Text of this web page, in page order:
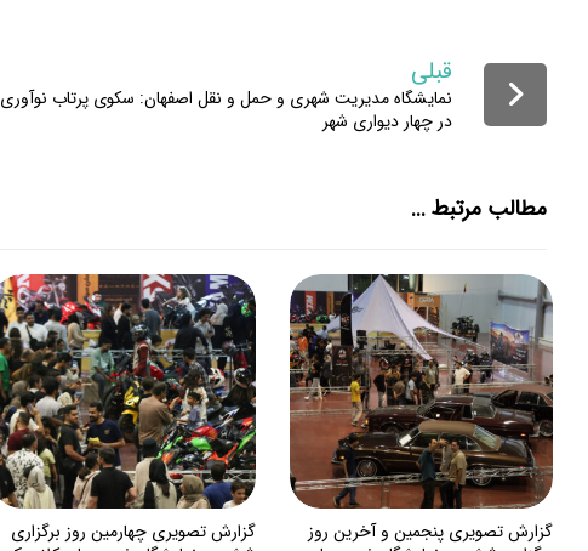
قبلی
نمایشگاه مدیریت شهری و حمل و نقل اصفهان: سکوی پرتاب نوآوری
در چهار دیواری شهر
مطالب مرتبط ...
گزارش تصویری پنجمین و آخرین روز
گزارش تصویری چهارمین روز برگزاری